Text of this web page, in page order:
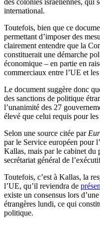
des colonies israéliennes, qui
international.
Toutefois, bien que ce
permettant d’imposer des
clairement entendre que la
constituerait une démarche
économique – en partie en
commerciaux entre l’UE et
Le document suggère donc
des sanctions de politique
l’unanimité des 27
élevé que celui requis pour
Selon une source citée par
par le Service européen pour
Kallas, mais par le cabinet du
secrétariat général de
Toutefois, c’est à Kallas, la
l’UE, qu’il reviendra de
existe un consensus lors
étrangères lundi, ce qui
politique.